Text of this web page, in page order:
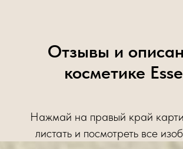
Отзывы и
косметике
Нажмай на правый край
листать и посмотреть все